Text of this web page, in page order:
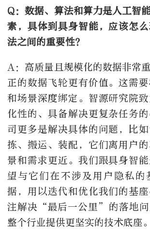
Q：数据、算法和算力是人工智
素，具体到具身智能，应该怎
法之间的重要性？
A：高质量且规模化的数据非常
正的数据飞轮更有价值。这需
和场景深度绑定。智源研究院
化性的、具备解决更复杂任务
司更多是解决具体的问题，比
拣、搬运、装配，它们离用户
景和需求更近。我们跟具身智
望与它们在不涉及用户隐私的
据，用以迭代和优化我们的基
注解决“最后一公里”的落地问
整个行业提供更坚实的技术底座。